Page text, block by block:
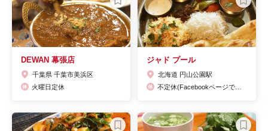
DEWAN 幕張店
千葉県 千葉市美浜区
火曜日定休
ジャド プール
北海道 円山公園駅